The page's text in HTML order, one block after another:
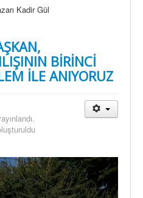
Kadir Gül
BİRİNCİ
İLE ANIYORUZ